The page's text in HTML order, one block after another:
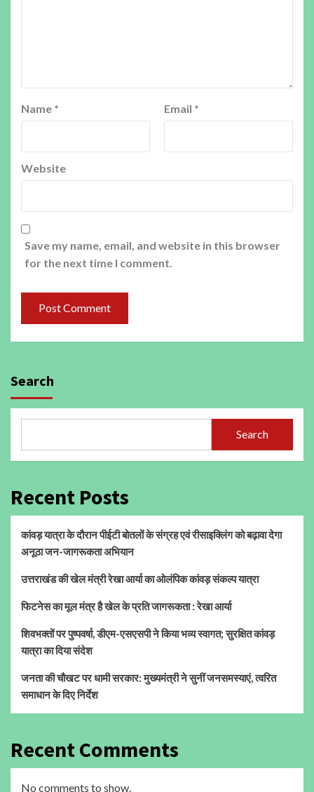
Name * Email *
Website
Save my name, email, and website in this browser
for the next time I comment.
Search
Search
Recent Posts
कांवड़ यात्रा के दौरान पीईटी बोतलों के संग्रह एवं रीसाइक्लिंग को बढ़ावा देगा
अनूठा जन-जागरूकता अभियान
उत्तराखंड की खेल मंत्री रेखा आर्या का ओलंपिक कांवड़ संकल्प यात्रा
फिटनेस का मूल मंत्र है खेल के प्रति जागरूकता : रेखा आर्या
शिवभक्तों पर पुष्पवर्षा, डीएम-एसएसपी ने किया भव्य स्वागत; सुरक्षित कांवड़
यात्रा का दिया संदेश
जनता की चौखट पर धामी सरकार: मुख्यमंत्री ने सुनीं जनसमस्याएं, त्वरित
समाधान के दिए निर्देश
Recent Comments
No comments to show.